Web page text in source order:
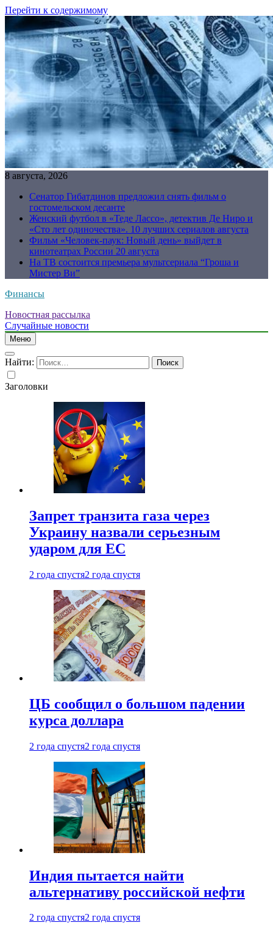
Перейти к содержимому
8 августа, 2026
Сенатор Гибатдинов предложил снять фильм о
гостомельском десанте
Женский футбол в «Теде Лассо», детектив Де Ниро и
«Сто лет одиночества». 10 лучших сериалов августа
Фильм «Человек-паук: Новый день» выйдет в
кинотеатрах России 20 августа
На ТВ состоится премьера мультсериала “Гроша и
Мистер Ви”
Финансы
Новостная рассылка
Случайные новости
Меню
Найти:
Заголовки
Запрет транзита газа через
Украину назвали серьезным
ударом для ЕС
2 года спустя2 года спустя
ЦБ сообщил о большом падении
курса доллара
2 года спустя2 года спустя
Индия пытается найти
альтернативу российской нефти
2 года спустя2 года спустя